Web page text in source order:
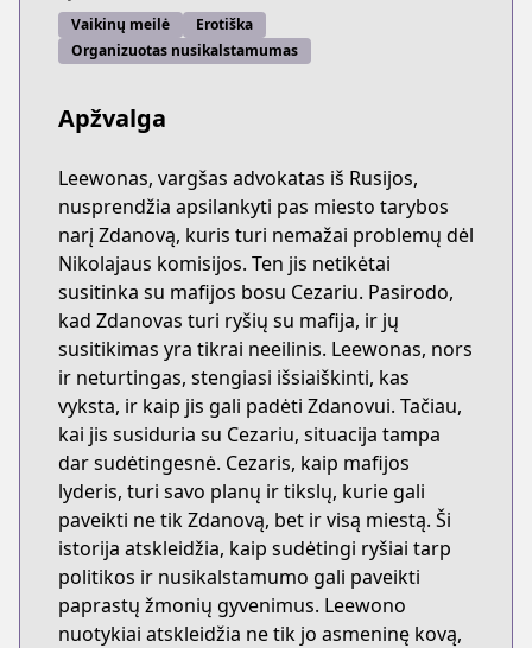
Vaikinų meilė
Erotiška
Organizuotas nusikalstamumas
Apžvalga
Leewonas, vargšas advokatas iš Rusijos,
nusprendžia apsilankyti pas miesto tarybos
narį Zdanovą, kuris turi nemažai problemų dėl
Nikolajaus komisijos. Ten jis netikėtai
susitinka su mafijos bosu Cezariu. Pasirodo,
kad Zdanovas turi ryšių su mafija, ir jų
susitikimas yra tikrai neeilinis. Leewonas, nors
ir neturtingas, stengiasi išsiaiškinti, kas
vyksta, ir kaip jis gali padėti Zdanovui. Tačiau,
kai jis susiduria su Cezariu, situacija tampa
dar sudėtingesnė. Cezaris, kaip mafijos
lyderis, turi savo planų ir tikslų, kurie gali
paveikti ne tik Zdanovą, bet ir visą miestą. Ši
istorija atskleidžia, kaip sudėtingi ryšiai tarp
politikos ir nusikalstamumo gali paveikti
paprastų žmonių gyvenimus. Leewono
nuotykiai atskleidžia ne tik jo asmeninę kovą,